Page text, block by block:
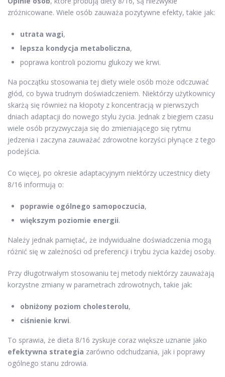
zróżnicowane. Wiele osób zauważa pozytywne efekty, takie jak:
utrata wagi,
lepsza kondycja metaboliczna,
poprawa kontroli poziomu glukozy we krwi.
Na początku stosowania tej diety wiele osób może odczuwać
głód, co bywa trudnym doświadczeniem. Niektórzy użytkownicy
skarżą się również na kłopoty z koncentracją w pierwszych
dniach adaptacji do nowego stylu życia. Jednak z biegiem czasu
wiele osób przyzwyczaja się do zmieniającego się rytmu
jedzenia i zaczyna zauważać zdrowotne korzyści płynące z tego
podejścia.
Co więcej, po okresie adaptacyjnym niektórzy uczestnicy diety
8/16 informują o:
poprawie ogólnego samopoczucia,
większym poziomie energii.
Należy jednak pamiętać, że indywidualne doświadczenia mogą
różnić się w zależności od preferencji i trybu życia każdej osoby.
Przy długotrwałym stosowaniu tej metody niektórzy zauważają
korzystne zmiany w parametrach zdrowotnych, takie jak:
obniżony poziom cholesterolu,
ciśnienie krwi.
To sprawia, że dieta 8/16 zyskuje coraz większe uznanie jako
efektywna strategia zarówno odchudzania, jak i poprawy
ogólnego stanu zdrowia.